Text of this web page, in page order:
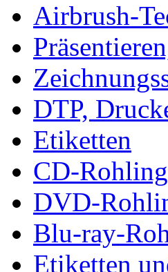
Airbrush-
DTP,
Etiketten
CD-
DVD-
Blu-ray-
Etiketten